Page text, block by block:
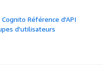
Référence d'API
d'utilisateurs